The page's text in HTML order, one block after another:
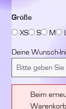
Größeauswählen
XS
S M
Deine Wunsch-
Beim